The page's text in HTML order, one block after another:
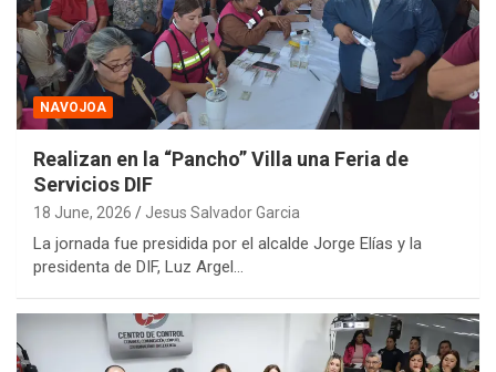
NAVOJOA
Realizan en la “Pancho” Villa una Feria de
Servicios DIF
18 June, 2026 Jesus Salvador Garcia
La jornada fue presidida por el alcalde Jorge Elías y la
presidenta de DIF, Luz Argel…